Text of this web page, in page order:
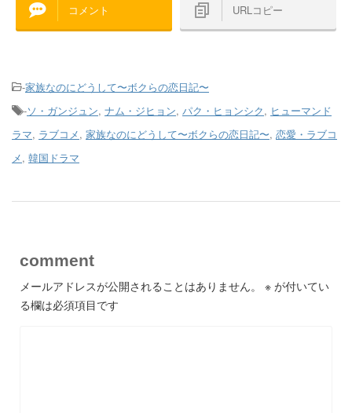
コメント URLコピー
-家族なのにどうして〜ボクらの恋日記〜
-ソ・ガンジュン, ナム・ジヒョン, パク・ヒョンシク, ヒューマンド
ラマ, ラブコメ, 家族なのにどうして〜ボクらの恋日記〜, 恋愛・ラブコ
メ, 韓国ドラマ
comment
メールアドレスが公開されることはありません。 ※ が付いてい
る欄は必須項目です